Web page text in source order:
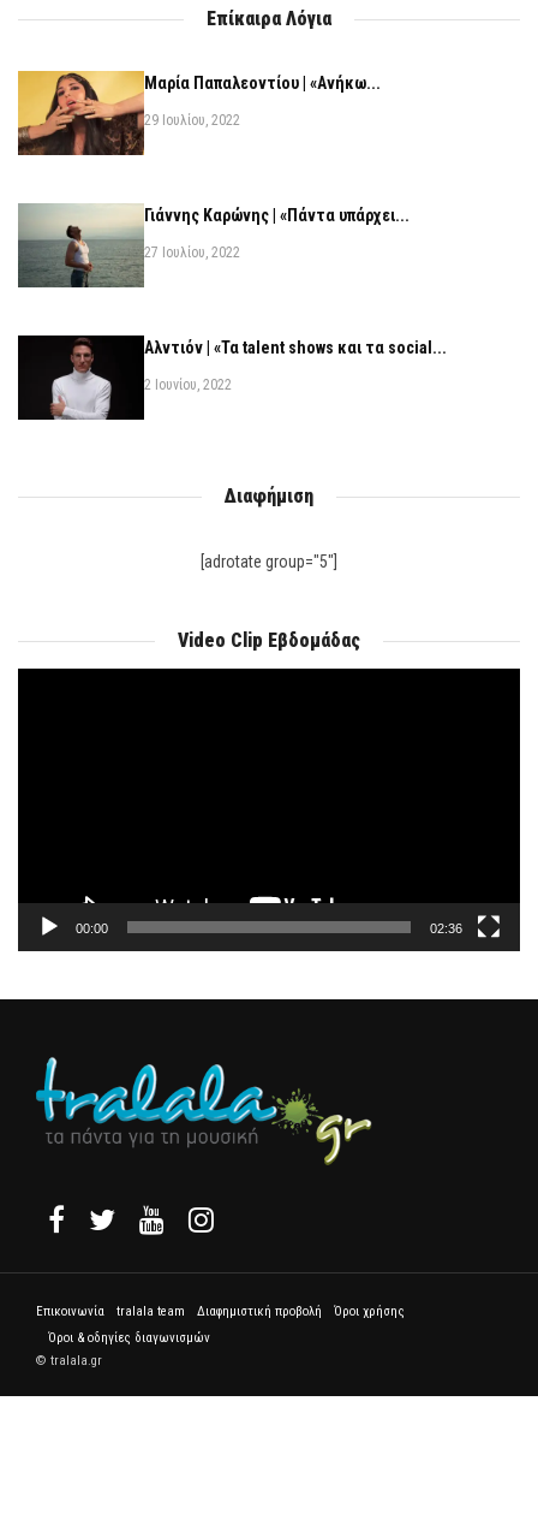
Επίκαιρα Λόγια
Μαρία Παπαλεοντίου | «Ανήκω...
29 Ιουλίου, 2022
Γιάννης Καρώνης | «Πάντα υπάρχει...
27 Ιουλίου, 2022
Αλντιόν | «Τα talent shows και τα social...
2 Ιουνίου, 2022
Διαφήμιση
[adrotate group="5"]
Video Clip Εβδομάδας
00:00 02:36
Επικοινωνία tralala team Διαφημιστική προβολή
Όροι χρήσης
Όροι & οδηγίες διαγωνισμών
© tralala.gr